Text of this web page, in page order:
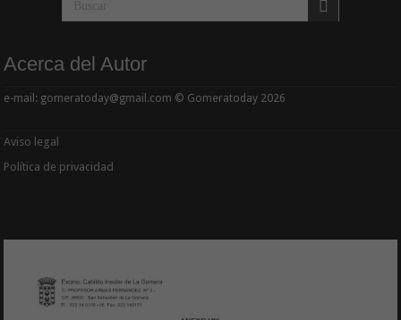
Acerca del Autor
e-mail: gomeratoday@gmail.com © Gomeratoday 2026
Aviso legal
Política de privacidad